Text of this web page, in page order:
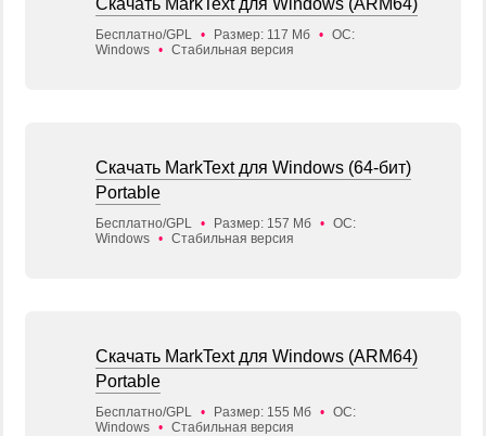
Скачать MarkText для Windows (ARM64)
Бесплатно/GPL • Размер: 117 Мб • ОС:
Windows • Стабильная версия
Скачать MarkText для Windows (64-бит)
Portable
Бесплатно/GPL • Размер: 157 Мб • ОС:
Windows • Стабильная версия
Скачать MarkText для Windows (ARM64)
Portable
Бесплатно/GPL • Размер: 155 Мб • ОС:
Windows • Стабильная версия